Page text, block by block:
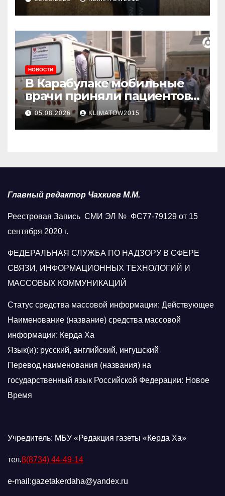
НОВОСТИ
В Карабулаке мобильные
врачи приняли пациентов
у стен мечети
05.08.2026 KLIMATOW2015
Главный редактор Чахкиев М.М.
Реестровая Запись СМИ ЭЛ № ФС77-79129 от 15
сентября 2020 г.
ФЕДЕРАЛЬНАЯ СЛУЖБА ПО НАДЗОРУ В СФЕРЕ
СВЯЗИ, ИНФОРМАЦИОННЫХ ТЕХНОЛОГИЙ И
МАССОВЫХ КОММУНИКАЦИЙ
Статус средства массовой информации: Действующее
Наименование (название) средства массовой
информации: Керда Ха
Язык(и): русский, английский, ингушский
Перевод наименования (названия) на
государственный язык Российской Федерации: Новое
Время
Учредитель: МБУ «Редакция газеты «Керда Ха»
тел.8(8734) 44-49-14
e-mail:gazetakerdaha@yandex.ru